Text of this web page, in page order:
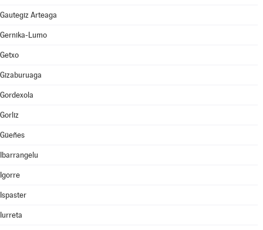
Gautegiz Arteaga
Gernika-Lumo
Getxo
Gizaburuaga
Gordexola
Gorliz
Güeñes
Ibarrangelu
Igorre
Ispaster
Iurreta